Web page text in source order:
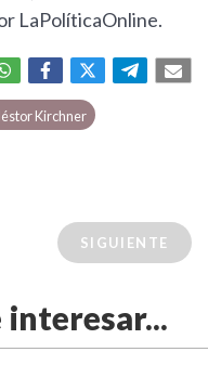
LaPolíticaOnline.
Kirchner
SIGUIENTE
interesar...